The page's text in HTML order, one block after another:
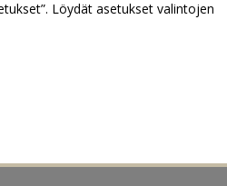
Löydät asetukset valintojen